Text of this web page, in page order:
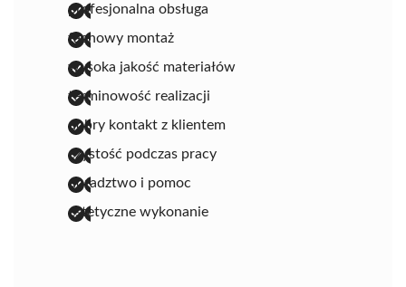
profesjonalna obsługa
fachowy montaż
wysoka jakość materiałów
terminowość realizacji
dobry kontakt z klientem
czystość podczas pracy
doradztwo i pomoc
estetyczne wykonanie